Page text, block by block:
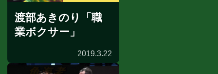
渡部あきのり「職
業ボクサー」
2019.3.22